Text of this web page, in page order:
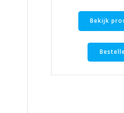
Bekijk